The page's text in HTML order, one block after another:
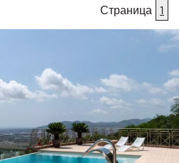
Страница 1